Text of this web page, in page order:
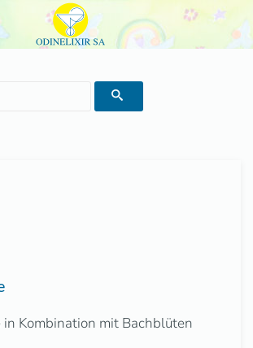
Kombination mit Bachblüten